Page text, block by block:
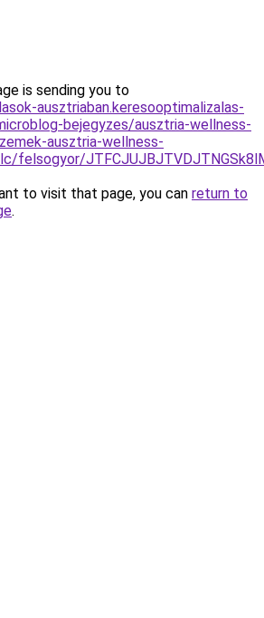
is sending you to
ausztriaban.keresooptimalizalas-
bejegyzes/ausztria-wellness-
ausztria-wellness-
felsogyor/
to visit that page, you can return to
.